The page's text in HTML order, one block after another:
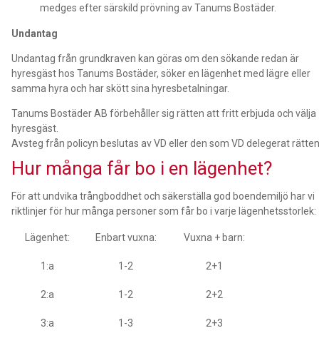
medges efter särskild prövning av Tanums Bostäder.
Undantag
Undantag från grundkraven kan göras om den sökande redan är
hyresgäst hos Tanums Bostäder, söker en lägenhet med lägre eller
samma hyra och har skött sina hyresbetalningar.
Tanums Bostäder AB förbehåller sig rätten att fritt erbjuda och välja
hyresgäst.
Avsteg från policyn beslutas av VD eller den som VD delegerat
Hur många får bo i en lägenhet?
För att undvika trångboddhet och säkerställa god boendemiljö har vi
riktlinjer för hur många personer som får bo i varje lägenhetsstorlek:
Lägenhet: Enbart vuxna: Vuxna + barn:
1:a 1-2 2+1
2:a 1-2 2+2
3:a 1-3 2+3